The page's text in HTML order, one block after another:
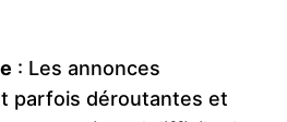
: Les annonces
parfois déroutantes et